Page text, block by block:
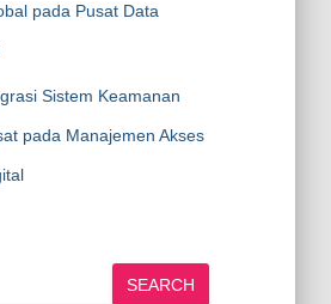
pada Pusat Data
Sistem Keamanan
pada Manajemen Akses
SEARCH